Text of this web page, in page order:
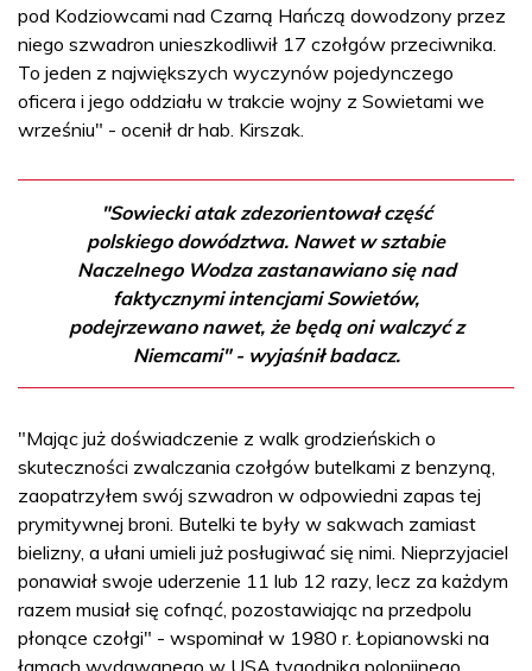
pod Kodziowcami nad Czarną Hańczą dowodzony przez
niego szwadron unieszkodliwił 17 czołgów przeciwnika.
To jeden z największych wyczynów pojedynczego
oficera i jego oddziału w trakcie wojny z Sowietami we
wrześniu" - ocenił dr hab. Kirszak.
"Sowiecki atak zdezorientował część
polskiego dowództwa. Nawet w sztabie
Naczelnego Wodza zastanawiano się nad
faktycznymi intencjami Sowietów,
podejrzewano nawet, że będą oni walczyć z
Niemcami" - wyjaśnił badacz.
"Mając już doświadczenie z walk grodzieńskich o
skuteczności zwalczania czołgów butelkami z benzyną,
zaopatrzyłem swój szwadron w odpowiedni zapas tej
prymitywnej broni. Butelki te były w sakwach zamiast
bielizny, a ułani umieli już posługiwać się nimi. Nieprzyjaciel
ponawiał swoje uderzenie 11 lub 12 razy, lecz za każdym
razem musiał się cofnąć, pozostawiając na przedpolu
płonące czołgi" - wspominał w 1980 r. Łopianowski na
łamach wydawanego w USA tygodnika polonijnego